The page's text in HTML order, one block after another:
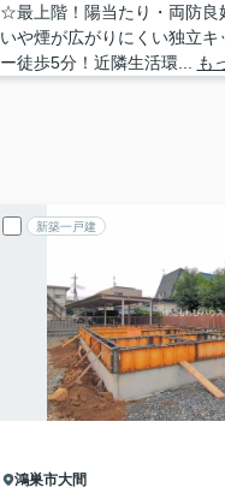
☆最上階！陽当たり・両防
いや煙が広がりにくい独立
ー徒歩5分！近隣生活環...
も
新築一戸建
鴻巣市大間